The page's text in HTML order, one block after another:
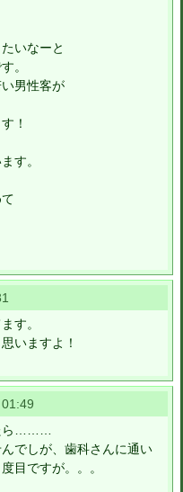
いなーと
。
男性客が
！
す。
す。
いますよ！
ら………
でしが、歯科さんに通い
目ですが。。。